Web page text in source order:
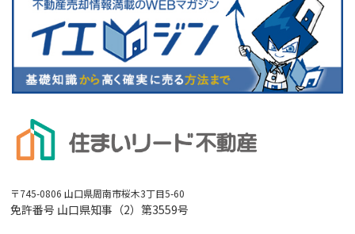
〒745-0806 山口県周南市桜木3丁目5-60
免許番号 山口県知事（2）第3559号